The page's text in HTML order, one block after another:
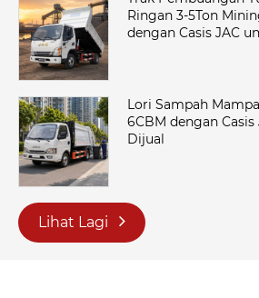
Ringan 3-5Ton
dengan Casis JAC
Lori Sampah
6CBM dengan
Dijual
Lihat Lagi